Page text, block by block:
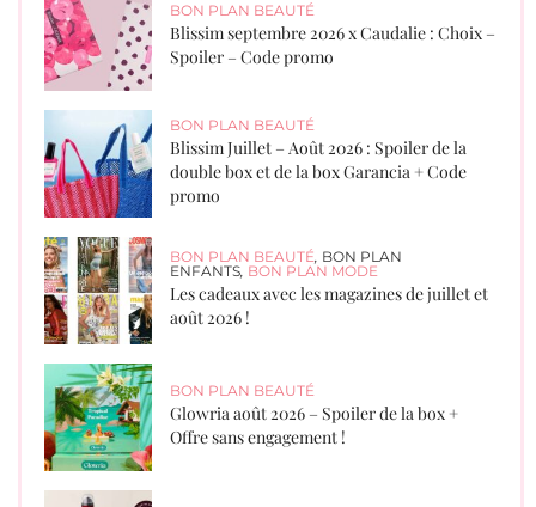
BON PLAN BEAUTÉ
Blissim septembre 2026 x Caudalie : Choix –
Spoiler – Code promo
BON PLAN BEAUTÉ
Blissim Juillet – Août 2026 : Spoiler de la
double box et de la box Garancia + Code
promo
BON PLAN BEAUTÉ, BON PLAN
ENFANTS, BON PLAN MODE
Les cadeaux avec les magazines de juillet et
août 2026 !
BON PLAN BEAUTÉ
Glowria août 2026 – Spoiler de la box +
Offre sans engagement !